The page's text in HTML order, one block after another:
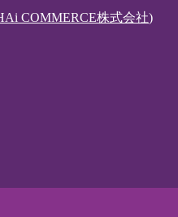
COMMERCE株式会社)